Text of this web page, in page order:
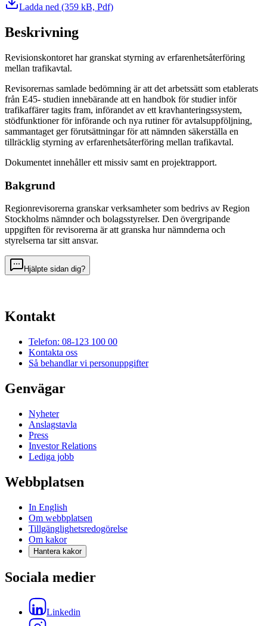
Ladda ned (359 kB, Pdf)
Beskrivning
Revisionskontoret har granskat styrning av erfarenhetsåterföring
mellan trafikavtal.
Revisorernas samlade bedömning är att det arbetssätt som etablerats
från E45- studien innebärande att en handbok för studier inför
trafikaffärer tagits fram, införandet av ett kravhanteringssystem,
stödfunktioner för införande och nya rutiner för avtalsuppföljning,
sammantaget ger förutsättningar för att nämnden säkerställa en
tillräcklig styrning av erfarenhetsåterföring mellan trafikavtal.
Dokumentet innehåller ett missiv samt en projektrapport.
Bakgrund
Regionrevisorerna granskar verksamheter som bedrivs av Region
Stockholms nämnder och bolagsstyrelser. Den övergripande
uppgiften för revisorerna är att granska hur nämnderna och
styrelserna tar sitt ansvar.
Hjälpte sidan dig?
Kontakt
Telefon: 08-123 100 00
Kontakta oss
Så behandlar vi personuppgifter
Genvägar
Nyheter
Anslagstavla
Press
Investor Relations
Lediga jobb
Webbplatsen
In English
Om webbplatsen
Tillgänglighetsredogörelse
Om kakor
Hantera kakor
Sociala medier
Linkedin